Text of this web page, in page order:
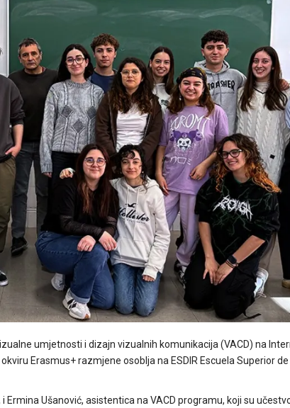
umjetnosti i dizajn vizualnih komunikacija (VACD) na
Erasmus+ razmjene osoblja na ESDIR Escuela Superior de
Ermina Ušanović, asistentica na VACD programu, koji su